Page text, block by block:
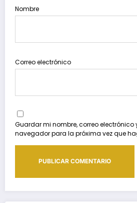
Nombre
Correo electrónico
Guardar mi nombre, correo electrónico
navegador para la próxima vez que